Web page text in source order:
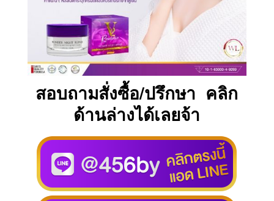
สอบถามสั่งซื้อ/ปรึกษา คลิก
ด้านล่างได้เลยจ้า